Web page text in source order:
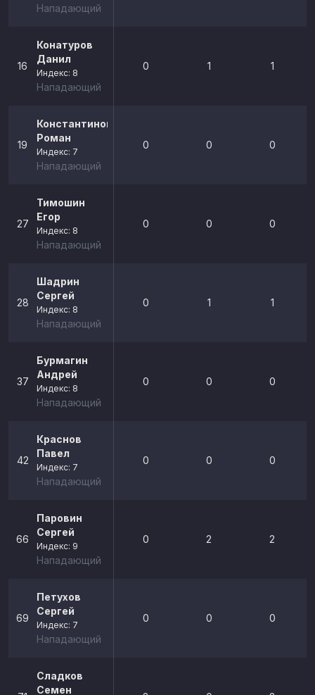
Нападающий
16
Конатуров
Данил
Индекс: 8
Нападающий
0 1 1
19
Константинов
Роман
Индекс: 7
Нападающий
0 0 0
27
Тимошин
Егор
Индекс: 8
Нападающий
0 0 0
28
Шадрин
Сергей
Индекс: 8
Нападающий
0 1 1
37
Бурмагин
Андрей
Индекс: 8
Нападающий
0 0 0
42
Краснов
Павел
Индекс: 7
Нападающий
0 0 0
66
Паровин
Сергей
Индекс: 9
Нападающий
0 2 2
69
Петухов
Сергей
Индекс: 7
Нападающий
0 0 0
Сладков
Семен